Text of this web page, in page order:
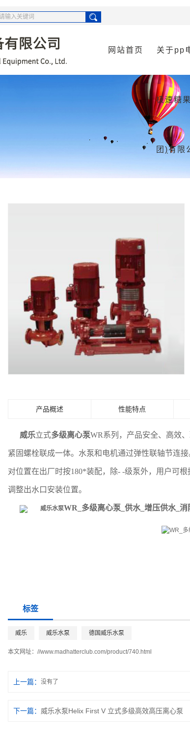
网站首页 关于pp
极速糖
团)有限
公司简介
资质荣
产品概述 性能特点
威乐立式多级离心泵WR系列，产品安全、高效
紧固螺栓联成一体。水泵和电机通过弹性联轴节连
对位置在出厂时按180*装配，除- -级泵外，用户可
调整出水口安装位置。
威乐水泵WR_多级离心泵 _供水_增压供水_
标签
威乐 威乐水泵 德国威乐水泵
本文网址： //www.madhatterclub.com/product/740.html
上一篇： 没有了
下一篇： 威乐水泵Helix First V 立式多级高效高压离心泵